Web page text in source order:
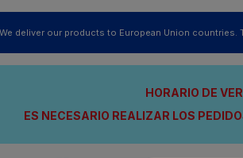
We deliver our products to European Union countries.
HORARIO DE
ES NECESARIO REALIZAR LOS